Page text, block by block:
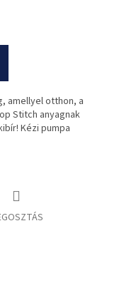
amellyel otthon, a
Stitch anyagnak
Kézi pumpa